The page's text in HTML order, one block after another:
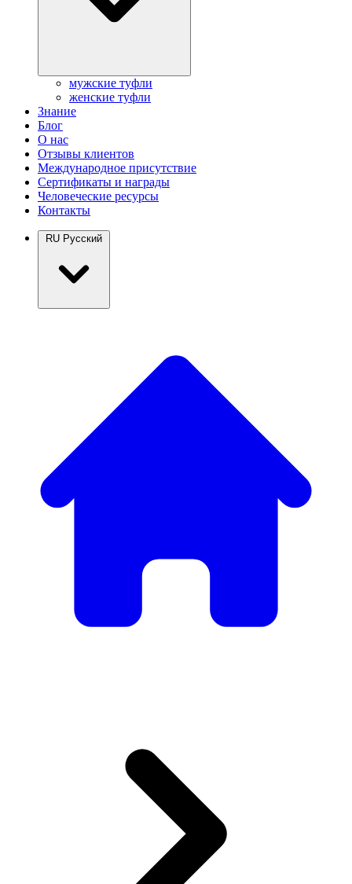
мужские туфли
женские туфли
Знание
Блог
О нас
Отзывы клиентов
Международное присутствие
Сертификаты и награды
Человеческие ресурсы
Контакты
RU Русский